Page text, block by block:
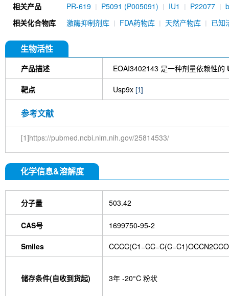
相关产品
PR-619 P5091 (P005091) IU1 P22077
I-138
Dubs-IN-1 HAUSP/USP7 Antibody
相关化合物库 激酶抑制剂库 FDA药物库 天然产物库 已知
生物活性
产品描述 EOAI3402143 是一种剂量依赖性的
靶点 Usp9x [1]
参考文献
[1]https://pubmed.ncbi.nlm.nih.gov/25814533/
化学信息&溶解度
分子量 503.42
CAS号 1699750-95-2
Smiles
储存条件(自收到货起) 3年 -20°C 粉状